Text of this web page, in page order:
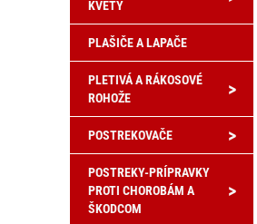
KVETY
PLAŠIČE A LAPAČE
>
PLETIVÁ A RÁKOSOVÉ
ROHOŽE
>
POSTREKOVAČE
>
POSTREKY-PRÍPRAVKY
PROTI CHOROBÁM A
ŠKODCOM